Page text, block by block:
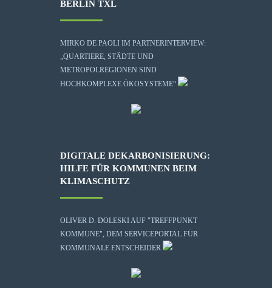
BERLIN TXL
MIRKO DE PAOLI IM PARTNERINTERVIEW:
„QUARTIERE, STÄDTE UND
METROPOLREGIONEN SIND
HOCHKOMPLEXE ÖKOSYSTEME“
DIGITALE DEKARBONISIERUNG:
HILFE FÜR KOMMUNEN BEIM
KLIMASCHUTZ
OLIVER D. DOLESKI AUF "TREFFPUNKT
KOMMUNE", DEM SERVICEPORTAL FÜR
KOMMUNALE ENTSCHEIDER